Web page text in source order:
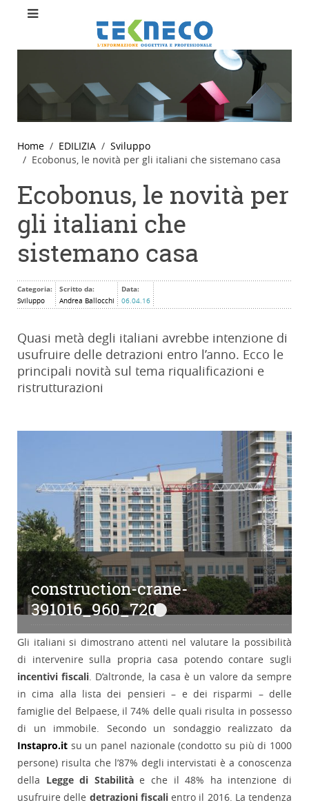
Home EDILIZIA
Sviluppo
Ecobonus, le novità per gli italiani che sistemano casa
Ecobonus, le novità per
gli italiani che
sistemano casa
Categoria:
Sviluppo
Scritto da:
Andrea Ballocchi
Data:
06.04.16
Quasi metà degli italiani avrebbe intenzione di
usufruire delle detrazioni entro l’anno. Ecco le
principali novità sul tema riqualificazioni e
ristrutturazioni
construction-crane-
391016_960_720
construction-crane-
Gli italiani si dimostrano attenti nel valutare la possibilità
di intervenire sulla propria casa potendo contare sugli
incentivi fiscali. D’altronde, la casa è un valore da sempre
in cima alla lista dei pensieri – e dei risparmi – delle
famiglie del Belpaese, il 74% delle quali risulta in possesso
di un immobile. Secondo un sondaggio realizzato da
Instapro.it su un panel nazionale (condotto su più di 1000
persone) risulta che l’87% degli intervistati è a conoscenza
della Legge di Stabilitàe che il 48% ha intenzione di
usufruire delle detrazioni fiscalientro il 2016. La tendenza